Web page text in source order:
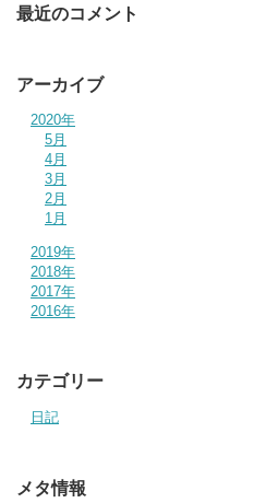
最近のコメント
アーカイブ
2020年
5月
4月
3月
2月
1月
2019年
2018年
2017年
2016年
カテゴリー
日記
メタ情報